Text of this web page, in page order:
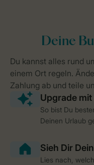
So bist Du
Deinen Urlaub
Lies nach,